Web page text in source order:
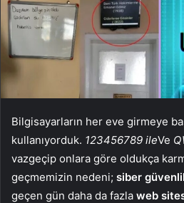
Bilgisayarların her eve girmeye
kullanıyorduk. 123456789 ileVe
vazgeçip onlara göre oldukça
geçmemizin nedeni; siber
geçen gün daha da fazla web